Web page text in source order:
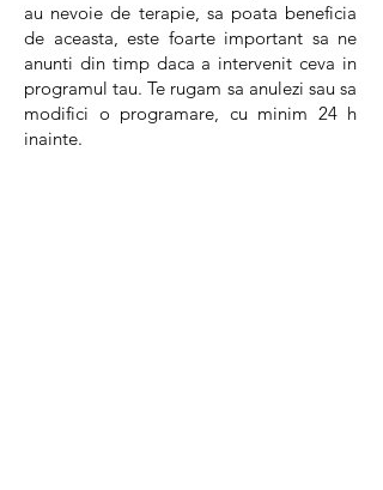
au nevoie de terapie, sa poata beneficia
de aceasta, este foarte important sa ne
anunti din timp daca a intervenit ceva in
programul tau. Te rugam sa anulezi sau sa
modifici o programare, cu minim 24 h
inainte.